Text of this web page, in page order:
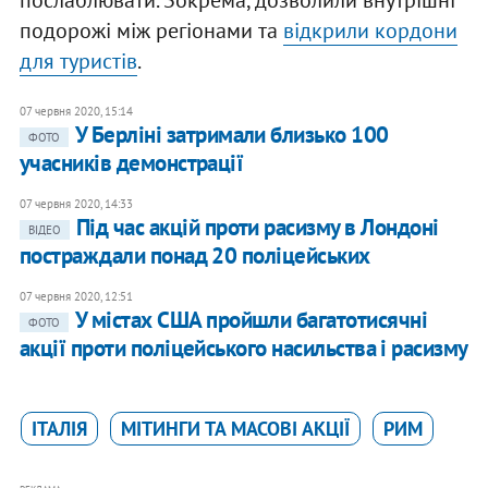
подорожі між регіонами та відкрили кордони
для туристів.
07 червня 2020, 15:14
ФОТО
У Берліні затримали близько 100
учасників демонстрації
07 червня 2020, 14:33
ВІДЕО
Під час акцій проти расизму в Лондоні
постраждали понад 20 поліцейських
07 червня 2020, 12:51
ФОТО
У містах США пройшли багатотисячні
акції проти поліцейського насильства і расизму
ІТАЛІЯ МІТИНГИ ТА МАСОВІ АКЦІЇ РИМ